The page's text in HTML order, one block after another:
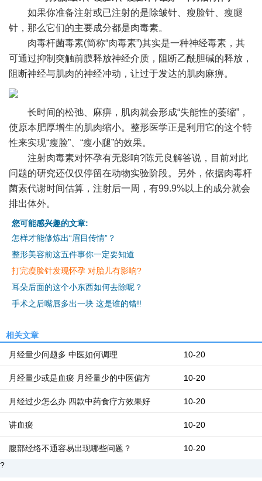
如果你准备注射或已注射的是除皱针、瘦脸针、瘦腿
针，那么它们的主要成分都是肉毒素。
肉毒杆菌毒素(简称“肉毒素”)其实是一种神经毒素，其
可通过抑制突触前膜释放神经介质，阻断乙酰胆碱的释放，
阻断神经与肌肉的神经冲动，让过于发达的肌肉麻痹。
长时间的松弛、麻痹，肌肉就会形成“失能性的萎缩”，
使原本肥厚增生的肌肉缩小。整形医学正是利用它的这个特
性来实现“瘦脸”、“瘦小腿”的效果。
注射肉毒素对怀孕有无影响?陈元良解答说，目前对此
问题的研究还仅仅停留在动物实验阶段。另外，依据肉毒杆
菌素代谢时间估算，注射后一周，有99.9%以上的成分就会
排出体外。
您可能感兴趣的文章:
怎样才能修炼出“眉目传情”？
整形美容前这五件事你一定要知道
打完瘦脸针发现怀孕 对胎儿有影响?
耳朵后面的这个小东西如何去除呢？
手术之后嘴唇多出一块 这是谁的错!!
相关文章
10-20
月经量少问题多 中医如何调理
10-20
月经量少或是血瘀 月经量少的中医偏方
10-20
月经过少怎么办 四款中药食疗方效果好
10-20
讲血瘀
10-20
腹部经络不通容易出现哪些问题？
?